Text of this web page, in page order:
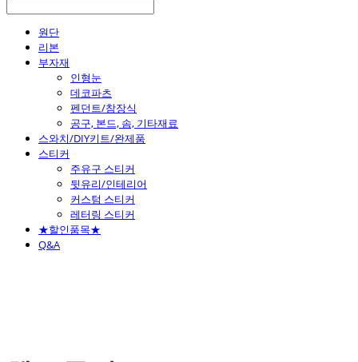
원단
리본
부자재
인형눈
데코파츠
펜던트/참장식
공구, 본드, 솜, 기타재료
스와치/DIY키트/완제품
스티커
주유구 스티커
뒷유리/인테리어
커스텀 스티커
레터링 스티커
★할인품목★
Q&A